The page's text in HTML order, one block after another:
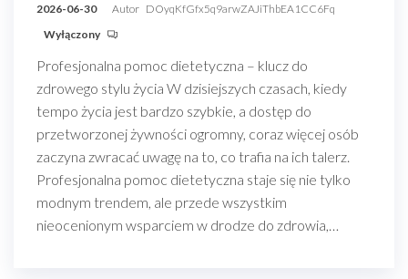
2026-06-30 Autor DOyqKfGfx5q9arwZAJiThbEA1CC6Fq
Wyłączony
Profesjonalna pomoc dietetyczna – klucz do
zdrowego stylu życia W dzisiejszych czasach, kiedy
tempo życia jest bardzo szybkie, a dostęp do
przetworzonej żywności ogromny, coraz więcej osób
zaczyna zwracać uwagę na to, co trafia na ich talerz.
Profesjonalna pomoc dietetyczna staje się nie tylko
modnym trendem, ale przede wszystkim
nieocenionym wsparciem w drodze do zdrowia,…